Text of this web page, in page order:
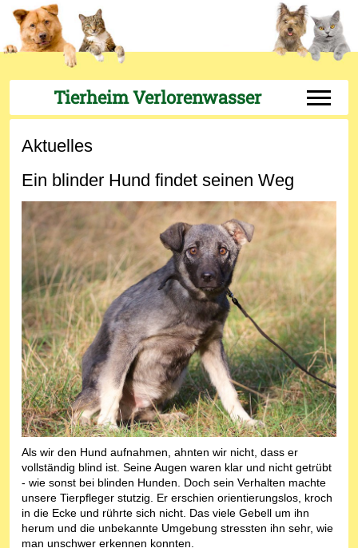
Tierheim Verlorenwasser Off-
Aktuelles
Ein blinder Hund findet seinen Weg
Als wir den Hund aufnahmen, ahnten wir nicht, dass er
vollständig blind ist. Seine Augen waren klar und nicht getrübt
- wie sonst bei blinden Hunden. Doch sein Verhalten machte
unsere Tierpfleger stutzig. Er erschien orientierungslos, kroch
in die Ecke und rührte sich nicht. Das viele Gebell um ihn
herum und die unbekannte Umgebung stressten ihn sehr, wie
man unschwer erkennen konnten.